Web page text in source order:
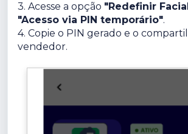
3. Acesse a opção "Redefinir
"Acesso via PIN temporário".
4. Copie o PIN gerado e o
vendedor.